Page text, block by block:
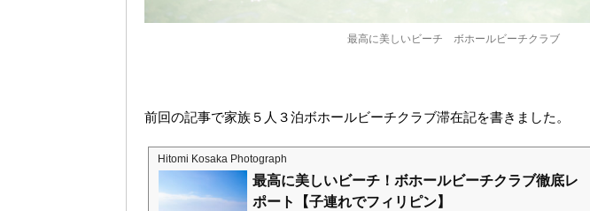
最高に美しいビーチ ボホールビーチクラブ
前回の記事で家族５人３泊ボホールビーチクラブ滞在記を書きました。
Hitomi Kosaka Photograph
最高に美しいビーチ！ボホールビーチクラブ徹底レ
ポート【子連れでフィリピン】